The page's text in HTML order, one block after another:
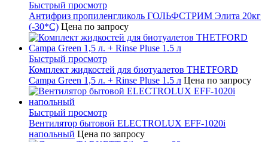
Быстрый просмотр
Антифриз пропиленгликоль ГОЛЬФСТРИМ Элита 20кг
(-30*С) Цена по запросу
Быстрый просмотр
Комплект жидкостей для биотуалетов THETFORD
Campa Green 1,5 л. + Rinse Pluse 1.5 л Цена по запросу
Быстрый просмотр
Вентилятор бытовой ELECTROLUX EFF-1020i
напольный Цена по запросу